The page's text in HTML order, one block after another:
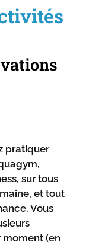
pratiquer
sur tous
et tout
Vous
moment (en